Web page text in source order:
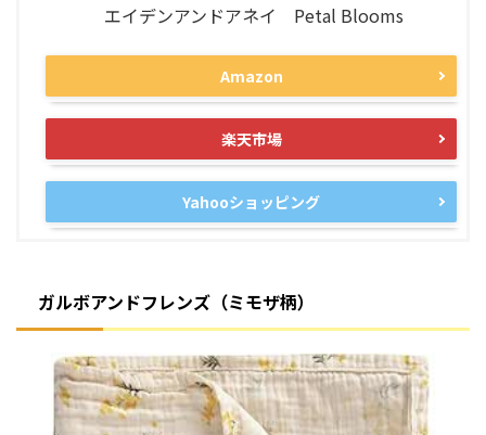
エイデンアンドアネイ Petal Blooms
Amazon
楽天市場
Yahooショッピング
ガルボアンドフレンズ（ミモザ柄）